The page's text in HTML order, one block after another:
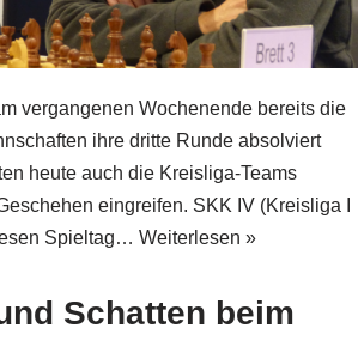
vergangenen Wochenende bereits die
ihre dritte Runde absolviert
heute auch die Kreisliga-Teams
eingreifen. SKK IV (Kreisliga I
Spieltag… Weiterlesen »
Schatten beim